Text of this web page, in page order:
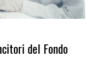
del Fondo